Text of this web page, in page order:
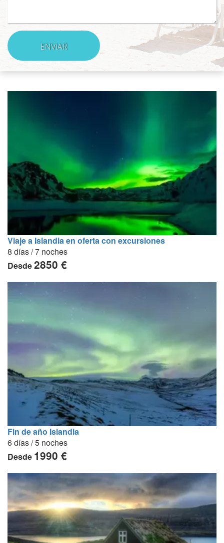
Viaje a Islandia en oferta con excursiones
8 días / 7 noches
Desde2850 €
Fin de año Islandia
6 días / 5 noches
Desde 1990 €